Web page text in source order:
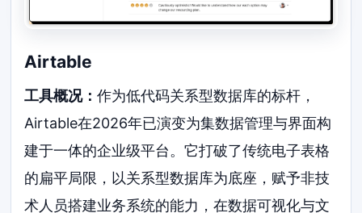
Airtable
工具概况：作为低代码关系型数据库的标杆，
Airtable在2026年已演变为集数据管理与界面构
建于一体的企业级平台。它打破了传统电子表格
的扁平局限，以关系型数据库为底座，赋予非技
术人员搭建业务系统的能力，在数据可视化与文